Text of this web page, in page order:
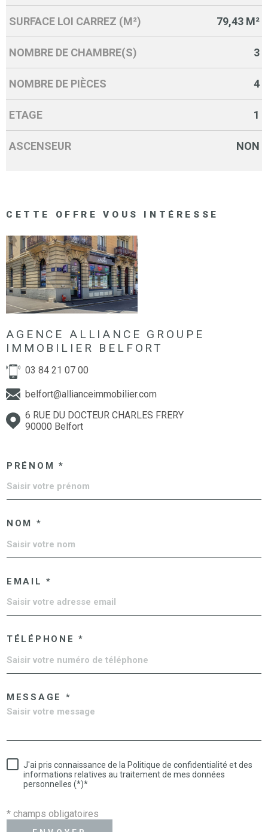
SURFACE LOI CARREZ (M²) 79,43 M²
NOMBRE DE CHAMBRE(S) 3
NOMBRE DE PIÈCES 4
ETAGE 1
ASCENSEUR NON
CETTE OFFRE VOUS INTÉRESSE
AGENCE ALLIANCE GROUPE
IMMOBILIER BELFORT
03 84 21 07 00
belfort@allianceimmobilier.com
6 RUE DU DOCTEUR CHARLES FRERY
90000 Belfort
PRÉNOM *
NOM *
EMAIL *
TÉLÉPHONE *
MESSAGE *
J'ai pris connaissance de la Politique de confidentialité et des
informations relatives au traitement de mes données
personnelles (*)*
* champs obligatoires